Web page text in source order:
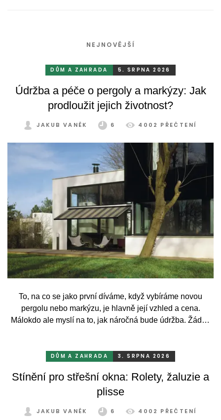
NEJNOVĚJŠÍ
DŮM A ZAHRADA 5. SRPNA 2026
Údržba a péče o pergoly a markýzy: Jak
prodloužit jejich životnost?
JAKUB VANĚK 6 4002 PŘEČTENÍ
To, na co se jako první díváme, když vybíráme novou
pergolu nebo markýzu, je hlavně její vzhled a cena.
Málokdo ale myslí na to, jak náročná bude údržba. Žádný
mrazu, ale také prachu a pylu, což se na něm dříve či
DŮM A ZAHRADA 3. SRPNA 2026
Stínění pro střešní okna: Rolety, žaluzie a
plisse
JAKUB VANĚK 6 4002 PŘEČTENÍ